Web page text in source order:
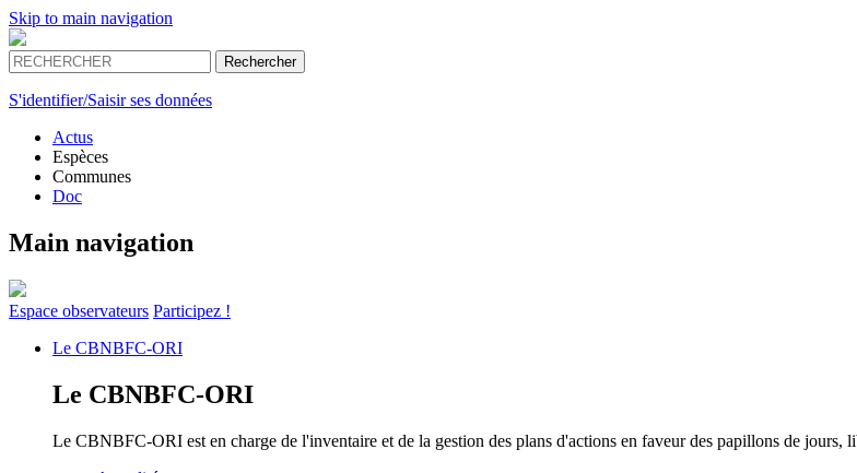
Skip to main navigation
S'identifier/Saisir ses données
Actus
Espèces
Communes
Doc
Main navigation
Espace observateurs Participez !
Le CBNBFC-ORI
Le CBNBFC-ORI
Le CBNBFC-ORI est en charge de l'inventaire et de la gestion des plans d'actions en faveur des papillons de jours,